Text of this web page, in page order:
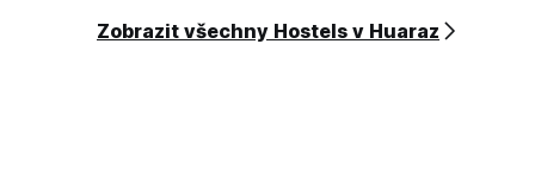
Zobrazit všechny Hostels v Huaraz